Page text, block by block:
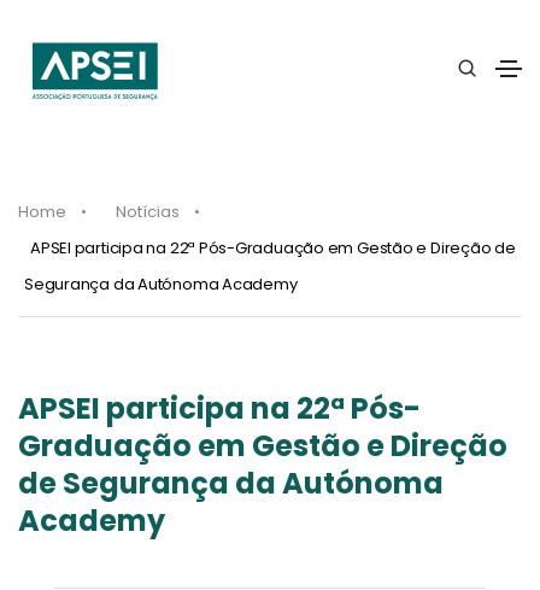
Home
Notícias
APSEI participa na 22ª Pós-Graduação em Gestão e Direção de
Segurança da Autónoma Academy
APSEI participa na 22ª Pós-
Graduação em Gestão e Direção
de Segurança da Autónoma
Academy